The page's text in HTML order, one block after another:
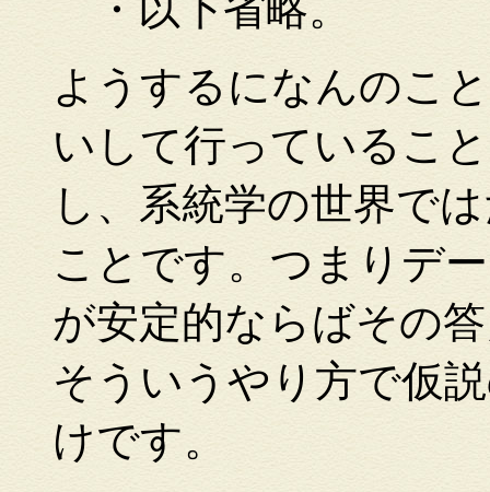
ようするになんのこ
いして行っているこ
し、系統学の世界で
ことです。つまりデ
が安定的ならばその
そういうやり方で仮
けです。